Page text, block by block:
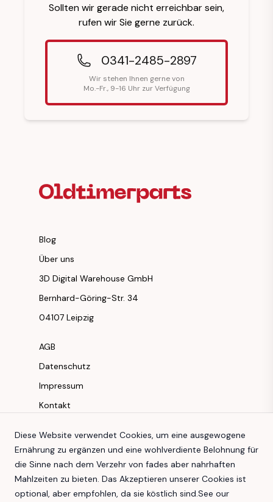
Sollten wir gerade nicht erreichbar sein,
rufen wir Sie gerne zurück.
0341-2485-2897
Wir stehen Ihnen gerne von
Mo.-Fr., 9-16 Uhr zur Verfügung
Blog
Über uns
3D Digital Warehouse GmbH
Bernhard-Göring-Str. 34
04107 Leipzig
AGB
Datenschutz
Impressum
Kontakt
Instagram
Facebook
Youtube
TikTok
Diese Website verwendet Cookies, um eine ausgewogene
Ernährung zu ergänzen und eine wohlverdiente Belohnung für
die Sinne nach dem Verzehr von fades aber nahrhaften
Mahlzeiten zu bieten. Das Akzeptieren unserer Cookies ist
optional, aber empfohlen, da sie köstlich sind.See our